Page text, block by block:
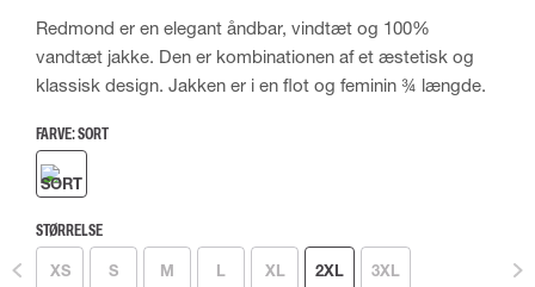
Redmond er en elegant åndbar, vindtæt og 100%
vandtæt jakke. Den er kombinationen af et æstetisk og
klassisk design. Jakken er i en flot og feminin ¾ længde.
FARVE:SORT
STØRRELSE
XS S M L XL 2XL 3XL